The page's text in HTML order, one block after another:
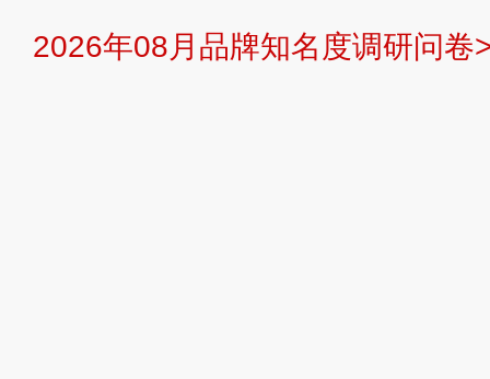
2026年08月品牌知名度调研问卷